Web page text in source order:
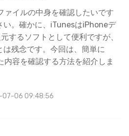
ァイルの中身を確認したいです
い。確かに、iTunesはiPhoneデ
するソフトとして便利ですが、
残念です。今回は、簡単に
容を確認する方法を紹介しま
07-06 09:48:56